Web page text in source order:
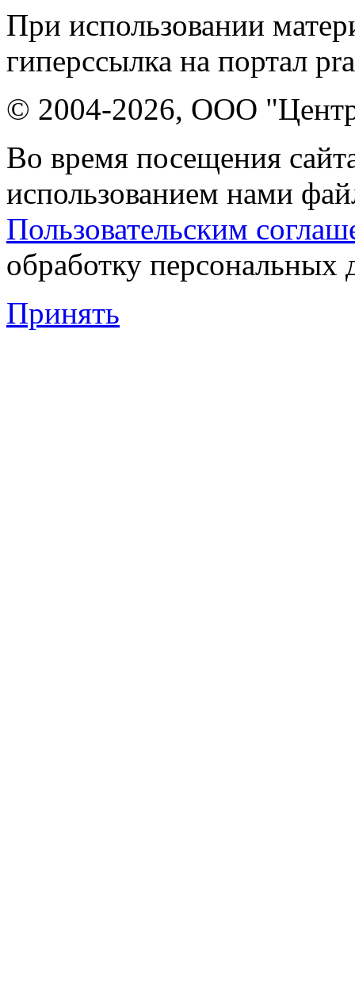
При использовании
гиперссылка на портал
© 2004-2026, ООО "Центр
Во время посещения
использованием нами
Пользовательским
обработку персональных
Принять